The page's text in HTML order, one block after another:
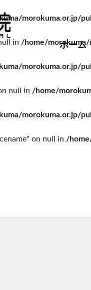
ホーム
morokuma.or.jp/
in /home/
morokuma.or.jp/
null in /home/
morokuma.or.jp/
on null in /